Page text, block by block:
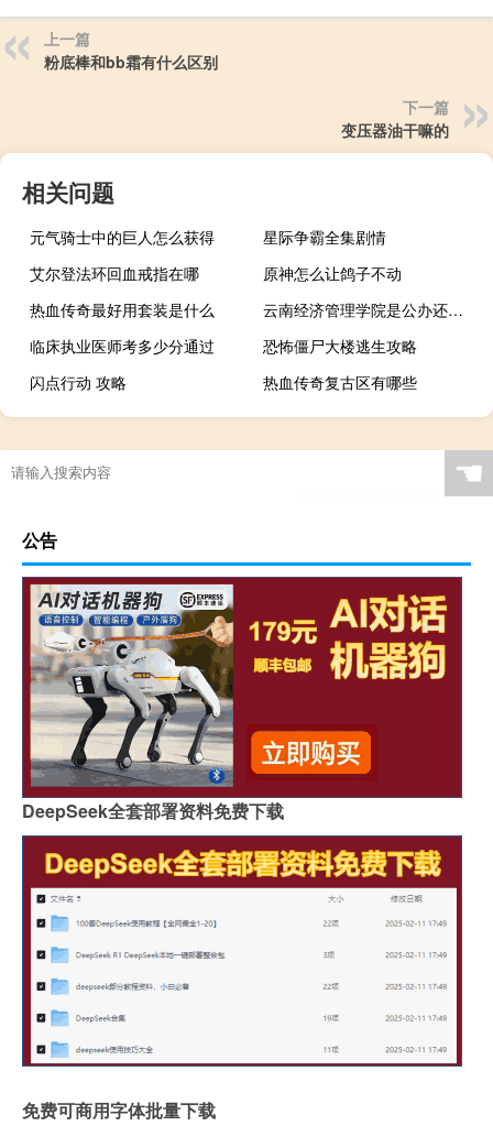
上一篇
粉底棒和bb霜有什么区别
下一篇
变压器油干嘛的
相关问题
元气骑士中的巨人怎么获得
星际争霸全集剧情
艾尔登法环回血戒指在哪
原神怎么让鸽子不动
热血传奇最好用套装是什么
云南经济管理学院是公办还是民办
临床执业医师考多少分通过
恐怖僵尸大楼逃生攻略
闪点行动 攻略
热血传奇复古区有哪些
☚
公告
DeepSeek全套部署资料免费下载
免费可商用字体批量下载